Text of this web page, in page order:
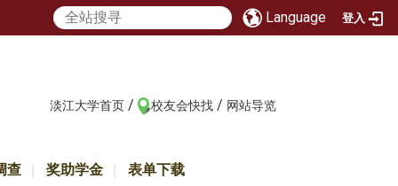
Language 登入
淡江大学首页 / 校友会快找 / 网站导览
查 奖助学金 表单下载